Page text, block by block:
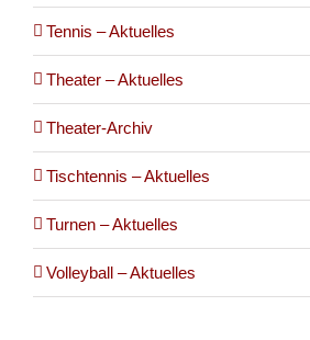
Tennis – Aktuelles
Theater – Aktuelles
Theater-Archiv
Tischtennis – Aktuelles
Turnen – Aktuelles
Volleyball – Aktuelles